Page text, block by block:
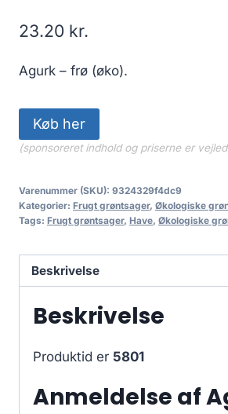
23.20 kr.
Agurk – frø (øko).
Køb her
(sponsoreret indhold og priserne er
Varenummer (SKU): 9324329f4dc9
Kategorier: Frugt grøntsager, Økologiske
Tags: Frugt grøntsager, Have, Økologiske
Beskrivelse
Beskrivelse
Produktid er 5801
Anmeldelse af